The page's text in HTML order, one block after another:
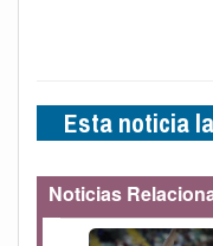
Esta noticia
Noticias